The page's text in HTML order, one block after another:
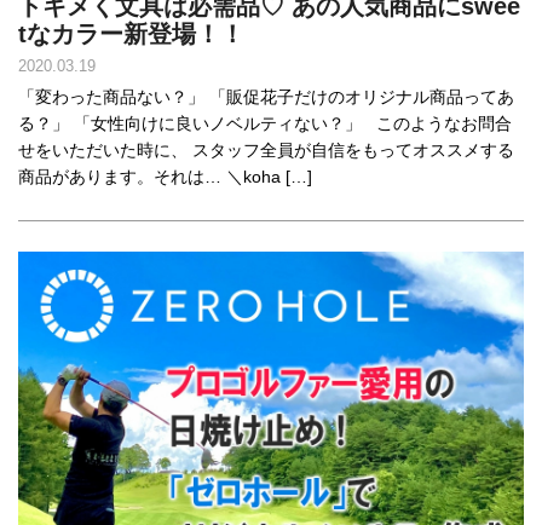
トキメく文具は必需品♡ あの人気商品にswee
tなカラー新登場！！
2020.03.19
「変わった商品ない？」 「販促花子だけのオリジナル商品ってあ
る？」 「女性向けに良いノベルティない？」 このようなお問合
せをいただいた時に、 スタッフ全員が自信をもってオススメする
商品があります。それは… ＼koha […]